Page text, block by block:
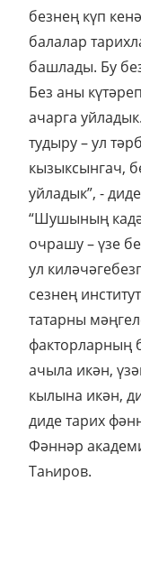
безнең күп
балалар
башлады. Бу
Без аны
ачарга
тудыру – ул
кызыксынгач,
уйладык”, -
“Шушының
очрашу – үзе
ул
сезнең
татарны
факторларның
ачыла икән,
кылына икән,
диде тарих
Фәннәр
Таһиров.